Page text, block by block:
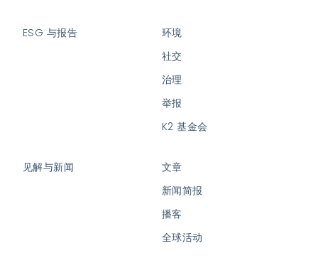
ESG 与报告
环境
社交
治理
举报
K2 基金会
见解与新闻
文章
新闻简报
播客
全球活动